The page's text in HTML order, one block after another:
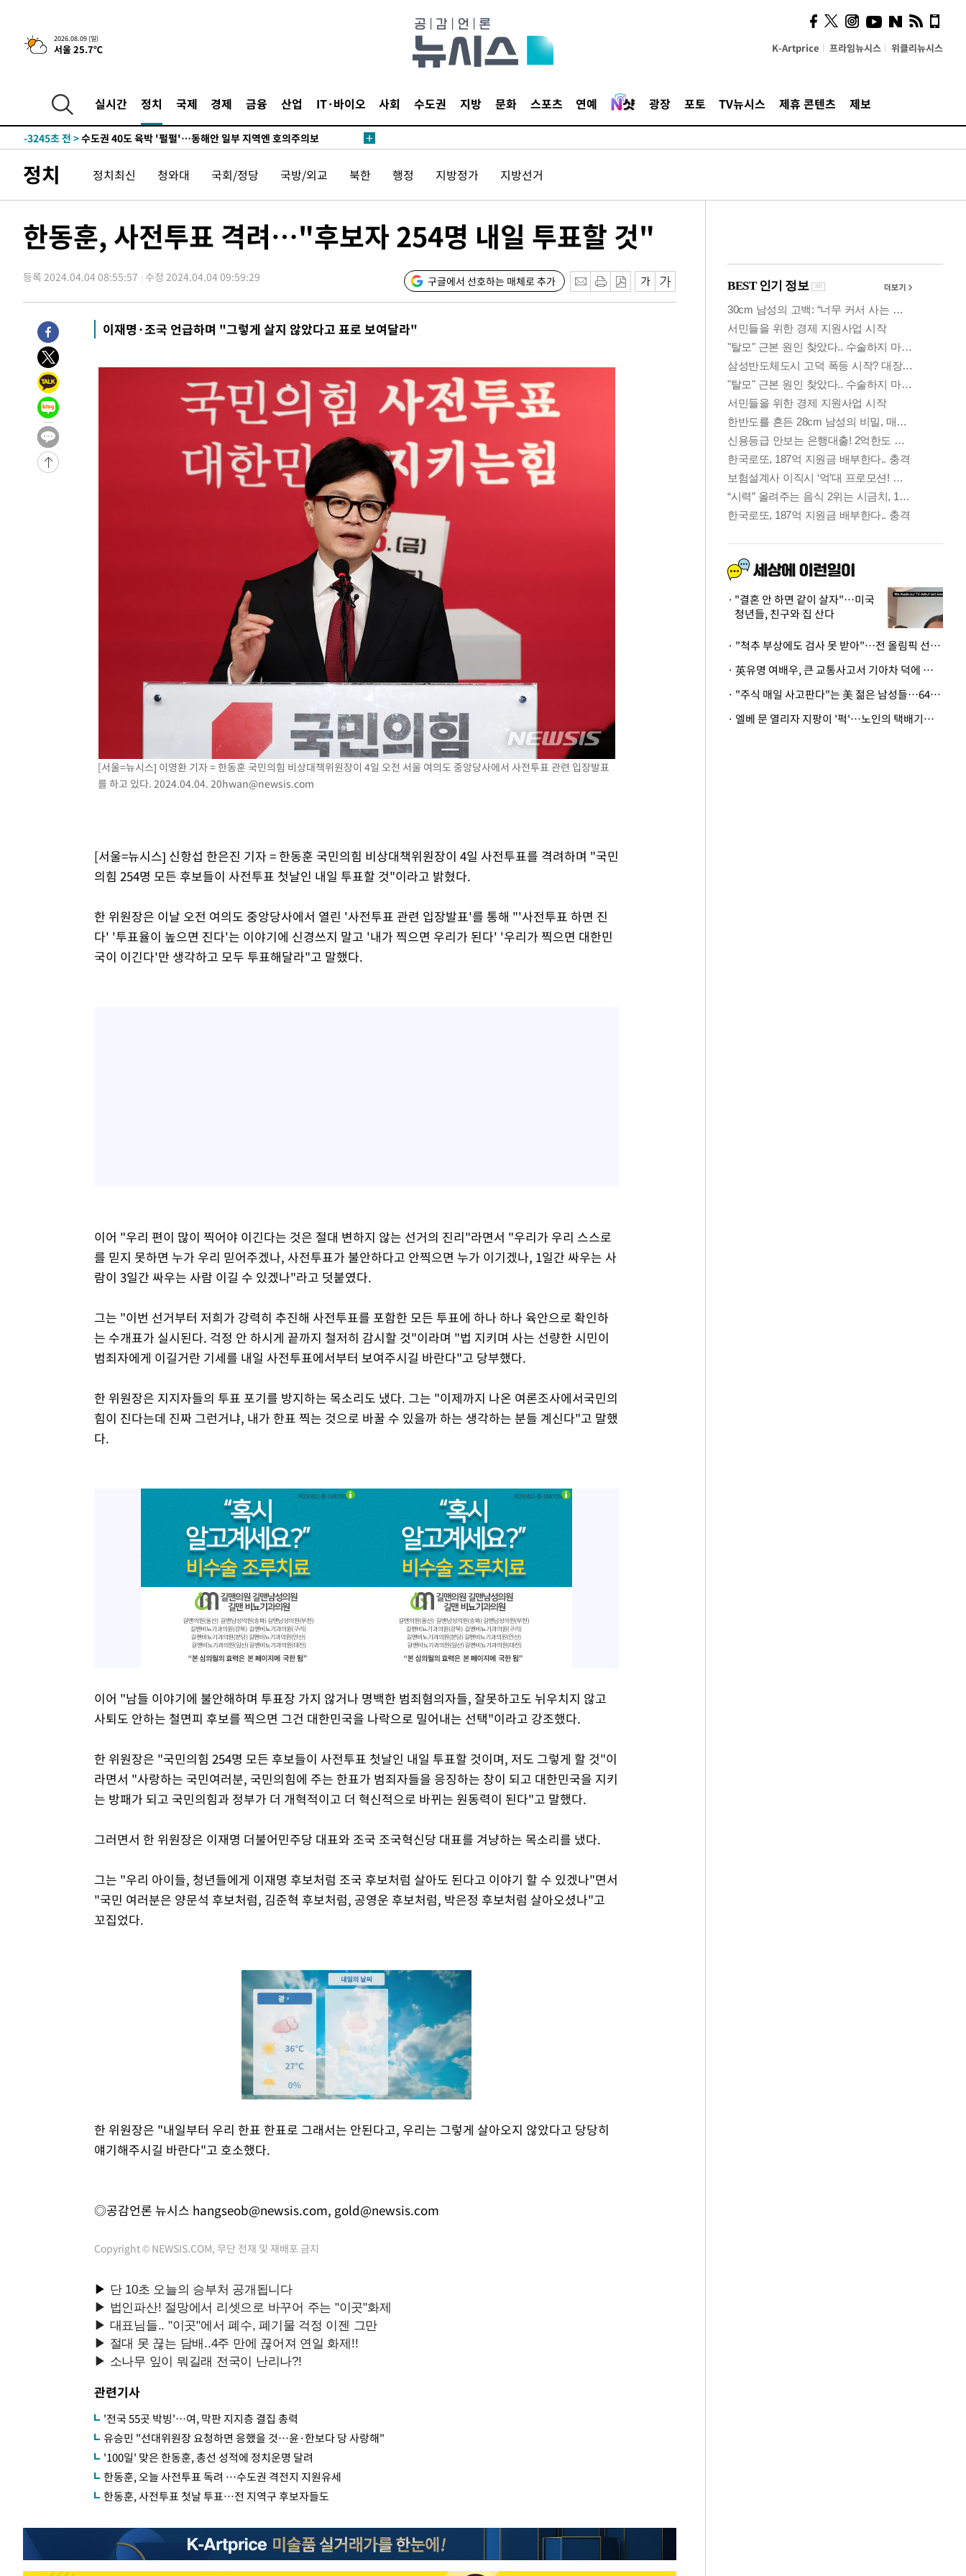
2026.08.09 (일)
서울 25.7℃ K-Artprice 프라임뉴시스 위클리뉴시스
실시간 정치 국제 경제 금융 산업 IT·바이오 사회 수도권 지방 문화 스포츠 연예 광장 포토 TV뉴시스 제휴 콘텐츠 제보
청래 44.56%
-10950초 전 >[속보]與 대표 경선 제주·인천 당원투표…金 47.75%·鄭
42.08%·宋 10.17%
-10484초 전 >이강인 "아틀레티코 이적 기뻐…등번호 7번 의미보단 팀 위해 뛸
-4193초 전 >
낮 최고 35도 '무더위'…동해안 시간당 30㎜ '강한 비'[내일날씨]
-3463초 전 >
레티코 이적"
-3245초 전 >수도권 40도 육박 '펄펄'…동해안 일부 지역엔 호의주의보
1시간 전 >
강릉에 시간당 81.4㎜ 물폭탄…도로 잠기고 담벼락 붕괴
2시간 전 >백운산서 80년근 천종산삼 9뿌리 발견…감정가 1.3억원
3시간 전 >남자 농구, 나고야 아시안게임서 '홈팀' 일본과 한일전
4시간 전 >극한폭염 한풀 꺾이지만…'낮 최고 35도' 무더위, 열대야 계속[다음주
5시간 전 >축구협회 "압수수색·성접대 논란 사과…쇄신의 기회로 삼겠다"
5시간 전 >
[속보]'압수수색·성접대 논란' 축구협회 "실망과 걱정 안겨드려 죄송"
9시간 전 >
'최고 37도' 폭염 지속…강원동해안 최대 150㎜ 비
11시간 전 >
-20688초 전 >
이란 "호르무즈 재개방 합의 근접…美 배상 선행돼야"
-11735초 전 >
[속보]與최고위원 제주·인천 순회경선…박선원·최민희·서미화·
한민수·김용 순
-11688초 전 >
[속보]김민석, 與 전대 당원투표 누적 득표율 45.42%로 1위… 정
청래 44.56%
-10970초 전 >
[속보]與 대표 경선 제주·인천 당원투표…金 47.75%·鄭
42.08%·宋 10.17%
-10504초 전 >
이강인 "아틀레티코 이적 기뻐…등번호 7번 의미보단 팀 위해 뛸
[속보]與 당대표 경선, 제주·인천 권리당원 투표 김민석 승리
낮 최고 35도 '무더위'…동해안 시간당 30㎜ '강한 비'[내일날씨]
[속보]이강인 "감독님이 원하는 마음 느꼈고, 많은 트로피 원해 아틀
수도권 40도 육박 '펄펄'…동해안 일부 지역엔 호의주의보
온열질환 사망자 3명 늘어…누적 환자 3000명 돌파
강릉에 시간당 81.4㎜ 물폭탄…도로 잠기고 담벼락 붕괴
백운산서 80년근 천종산삼 9뿌리 발견…감정가 1.3억원
선재도서 해루질 나섰다 실종 60대, 닷새 만에 숨진 채 발견
남자 농구, 나고야 아시안게임서 '홈팀' 일본과 한일전
여수 오동도 해상서 모터보트 전복…1명 사망·1명 실종
극한폭염 한풀 꺾이지만…'낮 최고 35도' 무더위, 열대야 계속[다음주
축구협회 "압수수색·성접대 논란 사과…쇄신의 기회로 삼겠다"
[속보]'압수수색·성접대 논란' 축구협회 "실망과 걱정 안겨드려 죄송"
'최고 37도' 폭염 지속…강원동해안 최대 150㎜ 비
[속보]뉴욕증시 상승 마감…S&P 0.6% 나스닥 1.3%↑
정치 정치최신 청와대 국회/정당 국방/외교 북한 행정 지방정가 지방선거
한동훈, 사전투표 격려…"후보자 254명 내일 투표할 것"
등록 2024.04.04 08:55:57 수정 2024.04.04 09:59:29 구글에서 선호하는 매체로 추가
이재명·조국 언급하며 "그렇게 살지 않았다고 표로 보여달라"
[서울=뉴시스] 이영환 기자 = 한동훈 국민의힘 비상대책위원장이 4일 오전 서울 여의도 중앙당사에서 사전투표 관련 입장발표
를 하고 있다. 2024.04.04. 20hwan@newsis.com
[서울=뉴시스] 신항섭 한은진 기자 = 한동훈 국민의힘 비상대책위원장이 4일 사전투표를 격려하며 "국민
의힘 254명 모든 후보들이 사전투표 첫날인 내일 투표할 것"이라고 밝혔다.
한 위원장은 이날 오전 여의도 중앙당사에서 열린 '사전투표 관련 입장발표'를 통해 "'사전투표 하면 진
다' '투표율이 높으면 진다'는 이야기에 신경쓰지 말고 '내가 찍으면 우리가 된다' '우리가 찍으면 대한민
국이 이긴다'만 생각하고 모두 투표해달라"고 말했다.
이어 "우리 편이 많이 찍어야 이긴다는 것은 절대 변하지 않는 선거의 진리"라면서 "우리가 우리 스스로
를 믿지 못하면 누가 우리 믿어주겠나, 사전투표가 불안하다고 안찍으면 누가 이기겠나, 1일간 싸우는 사
람이 3일간 싸우는 사람 이길 수 있겠나"라고 덧붙였다.
그는 "이번 선거부터 저희가 강력히 추진해 사전투표를 포함한 모든 투표에 하나 하나 육안으로 확인하
는 수개표가 실시된다. 걱정 안 하시게 끝까지 철저히 감시할 것"이라며 "법 지키며 사는 선량한 시민이
범죄자에게 이길거란 기세를 내일 사전투표에서부터 보여주시길 바란다"고 당부했다.
한 위원장은 지지자들의 투표 포기를 방지하는 목소리도 냈다. 그는 "이제까지 나온 여론조사에서국민의
힘이 진다는데 진짜 그런거냐, 내가 한표 찍는 것으로 바꿀 수 있을까 하는 생각하는 분들 계신다"고 말했
다.
이어 "남들 이야기에 불안해하며 투표장 가지 않거나 명백한 범죄혐의자들, 잘못하고도 뉘우치지 않고
사퇴도 안하는 철면피 후보를 찍으면 그건 대한민국을 나락으로 밀어내는 선택"이라고 강조했다.
한 위원장은 "국민의힘 254명 모든 후보들이 사전투표 첫날인 내일 투표할 것이며, 저도 그렇게 할 것"이
라면서 "사랑하는 국민여러분, 국민의힘에 주는 한표가 범죄자들을 응징하는 창이 되고 대한민국을 지키
는 방패가 되고 국민의힘과 정부가 더 개혁적이고 더 혁신적으로 바뀌는 원동력이 된다"고 말했다.
그러면서 한 위원장은 이재명 더불어민주당 대표와 조국 조국혁신당 대표를 겨냥하는 목소리를 냈다.
그는 "우리 아이들, 청년들에게 이재명 후보처럼 조국 후보처럼 살아도 된다고 이야기 할 수 있겠나"면서
"국민 여러분은 양문석 후보처럼, 김준혁 후보처럼, 공영운 후보처럼, 박은정 후보처럼 살아오셨나"고
꼬집었다.
한 위원장은 "내일부터 우리 한표 한표로 그래서는 안된다고, 우리는 그렇게 살아오지 않았다고 당당히
얘기해주시길 바란다"고 호소했다.
◎공감언론 뉴시스 hangseob@newsis.com, gold@newsis.com
Copyright © NEWSIS.COM, 무단 전재 및 재배포 금지
관련기사
'전국 55곳 박빙'…여, 막판 지지층 결집 총력
유승민 "선대위원장 요청하면 응했을 것…윤·한보다 당 사랑해"
'100일' 맞은 한동훈, 총선 성적에 정치운명 달려
한동훈, 오늘 사전투표 독려 …수도권 격전지 지원유세
한동훈, 사전투표 첫날 투표…전 지역구 후보자들도
사이 해답 찾았죠"…알을
깨고 나온 '초자아'
"결혼 안 하면 같이 살자"…미국
청년들, 친구와 집 산다
· "척추 부상에도 검사 못 받아"…전 올림픽 선수, 美봅슬레이협회 상대 소송
· 英유명 여배우, 큰 교통사고서 기아차 덕에 살았다
· "주식 매일 사고판다"는 美 젊은 남성들…64%가 "나는 인생의 패배자“
· 엘베 문 열리자 지팡이 '퍽'…노인의 택배기사 폭행 이유